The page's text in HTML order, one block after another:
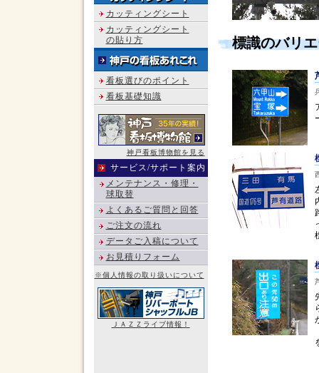
標識のバリ
カッティングシート
カッティングシート
の貼り方
看板選びのポイント
看板基礎知識
神戸看板博物館を見る
サービス/サポート案内
メンテナンス・修理・
球取替
よくあるご質問と回答
ご注文の流れ
データご入稿について
お見積りフォーム
※個人情報の取り扱いについて
ＪＡＺＺライブ情報！